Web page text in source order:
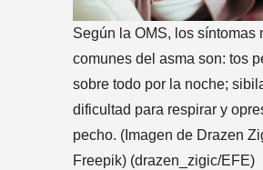
Según la OMS, los síntomas
comunes del asma son: tos
sobre todo por la noche;
dificultad para respirar y
pecho. (Imagen de Drazen
Freepik) (drazen_zigic/EFE)